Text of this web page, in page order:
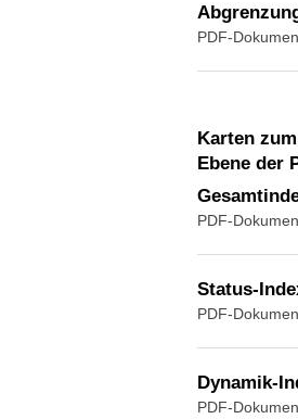
PDF-
Karten zum Gesamtindex Soziale Ungleichheit (Status/Dynamik-Index), zum Status-Index und zum Dynamik-Index 2021 auf
Ebene der
PDF-
Status-
PDF-
Dynamik-
PDF-